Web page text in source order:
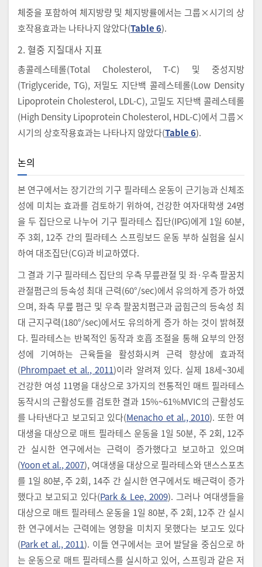
체중을 포함하여 체지방량 및 체지방률에서는 그룹×시기의 상
호작용효과는 나타나지 않았다(Table 6).
2. 혈중 지질대사 지표
총콜레스테롤(Total Cholesterol, T-C) 및 중성지방
(Triglyceride, TG), 저밀도 지단백 콜레스테롤(Low Density
Lipoprotein Cholesterol, LDL-C), 고밀도 지단백 콜레스테롤
(High Density Lipoprotein Cholesterol, HDL-C)에서 그룹×
시기의 상호작용효과는 나타나지 않았다(Table 6).
논의
본 연구에서는 장기간의 기구 필라테스 운동이 근기능과 신체조
성에 미치는 효과를 검토하기 위하여, 건강한 여자대학생 24명
을 두 집단으로 나누어 기구 필라테스 집단(IPG)에게 1일 60분,
주 3회, 12주 간의 필라테스 스프링보드 운동 부하 실험을 실시
하여 대조집단(CG)과 비교하였다.
그 결과 기구 필라테스 집단의 우측 무릎관절 및 좌·우측 팔꿈치
관절폄근의 등속성 최대 근력(60°/sec)에서 유의하게 증가 하였
으며, 좌측 무릎 폄근 및 우측 팔꿈치폄근과 굽힘근의 등속성 최
대 근지구력(180°/sec)에서도 유의하게 증가 하는 것이 밝혀졌
다. 필라테스는 반복적인 동작과 호흡 조절을 통해 요부의 안정
성에 기여하는 근육들을 활성화시켜 근력 향상에 효과적
(Phrompaet et al., 2011)이라 알려져 있다. 실제 18세~30세
건강한 여성 11명을 대상으로 3가지의 전통적인 매트 필라테스
동작시의 근활성도를 검토한 결과 15%~61%MVIC의 근활성도
를 나타낸다고 보고되고 있다(Menacho et al., 2010). 또한 여
대생을 대상으로 매트 필라테스 운동을 1일 50분, 주 2회, 12주
간 실시한 연구에서는 근력이 증가했다고 보고하고 있으며
(Yoon et al., 2007), 여대생을 대상으로 필라테스와 댄스스포츠
를 1일 80분, 주 2회, 14주 간 실시한 연구에서도 배근력이 증가
했다고 보고되고 있다(Park & Lee, 2009). 그러나 여대생들을
대상으로 매트 필라테스 운동을 1일 80분, 주 2회, 12주 간 실시
한 연구에서는 근력에는 영향을 미치지 못했다는 보고도 있다
(Park et al., 2011). 이들 연구에서는 코어 발달을 중심으로 하
는 운동으로 매트 필라테스를 실시하고 있어, 스프링과 같은 저